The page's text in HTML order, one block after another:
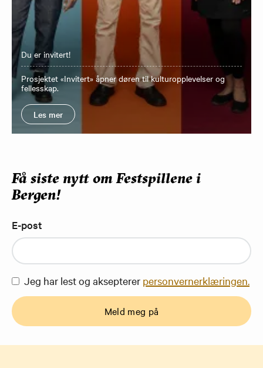
Du er invitert!
Prosjektet «Invitert» åpner døren til kulturopplevelser og
fellesskap.
Les mer
Få siste nytt om Festspillene i
Bergen!
E-post
Jeg har lest og aksepterer personvernerklæringen.
Meld meg på